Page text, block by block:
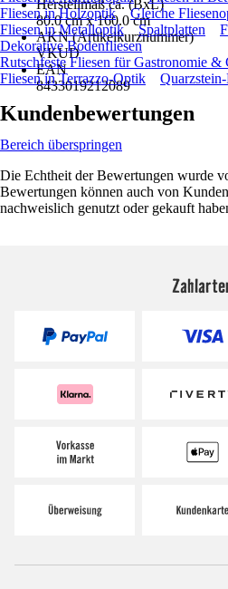
Herstellmaß ca. (BxL)
80.0 cm x 160.0 cm
AKN (Artikelkurznummer)
VKUD
EAN
8433019212089
Fliesen in Holzoptik
Gleiche
Fliesen in Metalloptik
Spaltplatten
Dekorative Bodenfliesen
Rutschfeste Fliesen für Gastronomie &
Fliesen in Terrazzo-Optik
Kundenbewertungen
Bereich überspringen
Die Echtheit der Bewertungen wurde
Bewertungen können auch von
nachweislich genutzt oder gekauft